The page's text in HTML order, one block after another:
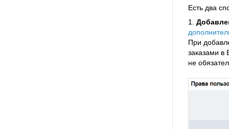
Есть два
1.
При
заказами в
не